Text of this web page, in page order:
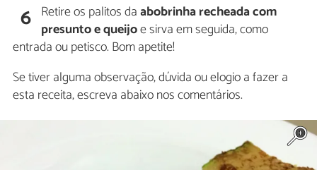
6 Retire os palitos daabobrinha recheada com
presunto e queijoe sirva em seguida, como
entrada ou petisco. Bom apetite!
Se tiver alguma observação, dúvida ou elogio a fazer a
esta receita, escreva abaixo nos comentários.